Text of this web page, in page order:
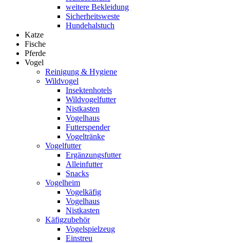
weitere Bekleidung
Sicherheitsweste
Hundehalstuch
Katze
Fische
Pferde
Vogel
Reinigung & Hygiene
Wildvogel
Insektenhotels
Wildvogelfutter
Nistkasten
Vogelhaus
Futterspender
Vogeltränke
Vogelfutter
Ergänzungsfutter
Alleinfutter
Snacks
Vogelheim
Vogelkäfig
Vogelhaus
Nistkasten
Käfigzubehör
Vogelspielzeug
Einstreu